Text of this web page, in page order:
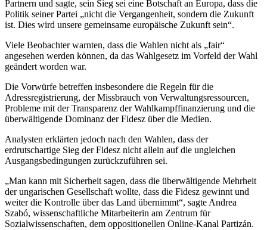
Partnern und sagte, sein Sieg sei eine Botschaft an Europa, dass die
Politik seiner Partei „nicht die Vergangenheit, sondern die Zukunft
ist. Dies wird unsere gemeinsame europäische Zukunft sein“.
Viele Beobachter warnten, dass die Wahlen nicht als „fair“
angesehen werden können, da das Wahlgesetz im Vorfeld der Wahl
geändert worden war.
Die Vorwürfe betreffen insbesondere die Regeln für die
Adressregistrierung, der Missbrauch von Verwaltungsressourcen,
Probleme mit der Transparenz der Wahlkampffinanzierung und die
überwältigende Dominanz der Fidesz über die Medien.
Analysten erklärten jedoch nach den Wahlen, dass der
erdrutschartige Sieg der Fidesz nicht allein auf die ungleichen
Ausgangsbedingungen zurückzuführen sei.
„Man kann mit Sicherheit sagen, dass die überwältigende Mehrheit
der ungarischen Gesellschaft wollte, dass die Fidesz gewinnt und
weiter die Kontrolle über das Land übernimmt“, sagte Andrea
Szabó, wissenschaftliche Mitarbeiterin am Zentrum für
Sozialwissenschaften, dem oppositionellen Online-Kanal Partizán.